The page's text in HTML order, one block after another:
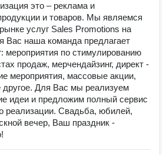
это – реклама и
и товаров. Мы являемся
услуг Sales Promotions на
Вас наша команда предлагает
мероприятия по стимулированию
продаж, мерчендайзинг, директ -
мероприятия, массовые акции,
другое. Для Вас мы реализуем
идеи и предложим полный сервис
реализации. Свадьба, юбилей,
вечер, Ваш праздник -